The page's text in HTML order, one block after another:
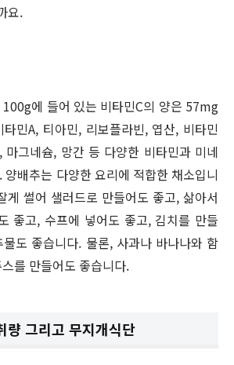
요.
에 들어 있는 비타민C의 양은 57mg
민A, 티아민, 리보플라빈, 엽산, 비타민
마그네슘, 망간 등 다양한 비타민과 미네
양배추는 다양한 요리에 적합한 채소입니
게 썰어 샐러드로 만들어도 좋고, 삶아서
좋고, 수프에 넣어도 좋고, 김치를 만들
도 좋습니다. 물론, 사과나 바나나와 함
를 만들어도 좋습니다.
량 그리고 무지개식단